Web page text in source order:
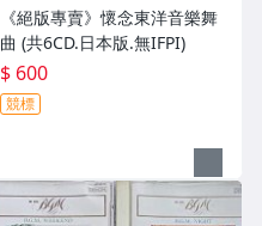
《絕版專賣》懷念東洋音樂舞
曲 (共6CD.日本版.無IFPI)
$ 600
競標